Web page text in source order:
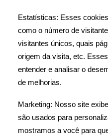
Estatísticas: Esses
como o número de
visitantes únicos, quais
origem da visita, etc.
entender e analisar o
de melhorias.
Marketing: Nosso site
são usados ​​para
mostramos a você para